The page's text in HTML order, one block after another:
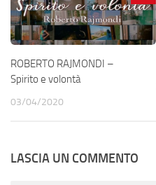
ROBERTO RAJMONDI –
Spirito e volontà
03/04/2020
LASCIA UN COMMENTO